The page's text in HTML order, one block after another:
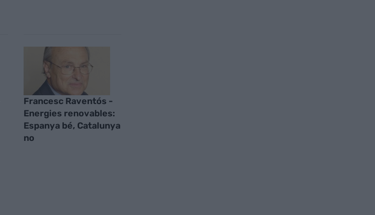
Francesc Raventós -
Energies renovables:
Espanya bé, Catalunya
no